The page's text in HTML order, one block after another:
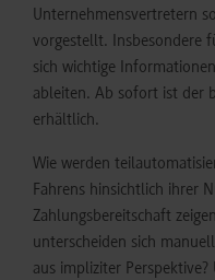
Unternehmensvertretern
vorgestellt. Insbesondere
sich wichtige
ableiten. Ab sofort ist der
erhältlich.
Wie werden
Fahrens hinsichtlich ihrer
Zahlungsbereitschaft
unterscheiden sich
aus impliziter